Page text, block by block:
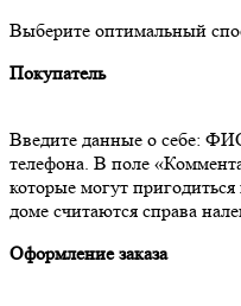
Выберите оптимальный
Покупатель
Введите данные о себе:
телефона. В поле
которые могут
доме считаются справа
Оформление заказа